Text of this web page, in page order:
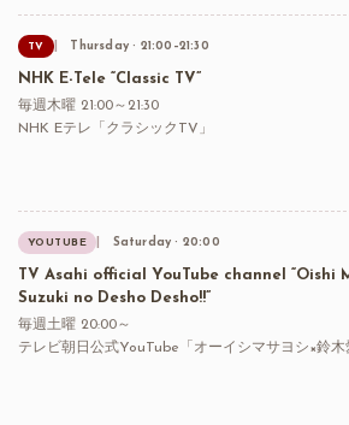
TV Thursday · 21:00–21:30
NHK E-Tele “Classic TV”
毎週木曜 21:00～21:30
NHK Eテレ「クラシックTV」
YOUTUBE Saturday · 20:00
TV Asahi official YouTube channel “Oishi
Suzuki no Desho Desho!!”
毎週土曜 20:00～
テレビ朝日公式YouTube「オーイシマサヨシ×鈴木